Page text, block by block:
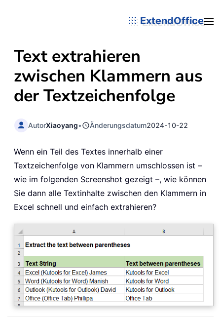
ExtendOffice
Text extrahieren
zwischen Klammern aus
der Textzeichenfolge
AutorXiaoyang• Änderungsdatum2024-10-22
Wenn ein Teil des Textes innerhalb einer
Textzeichenfolge von Klammern umschlossen ist –
wie im folgenden Screenshot gezeigt –, wie können
Sie dann alle Textinhalte zwischen den Klammern in
Excel schnell und einfach extrahieren?